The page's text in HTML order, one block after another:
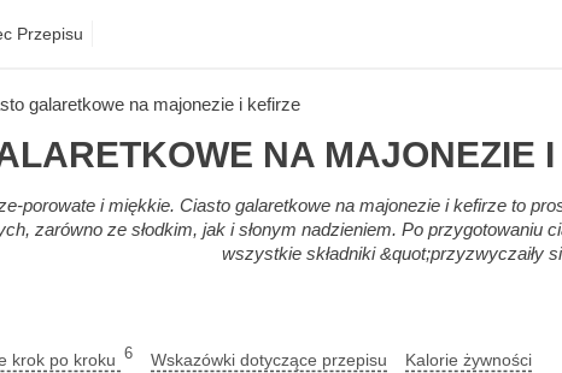
Przepisu
galaretkowe na majonezie i kefirze
NA MAJONEZIE
porowate i miękkie. Ciasto galaretkowe na majonezie i kefirze to
zarówno ze słodkim, jak i słonym nadzieniem. Po przygotowaniu
wszystkie składniki &quot;przyzwyczaiły
krok po kroku 6 Wskazówki dotyczące przepisu Kalorie żywności